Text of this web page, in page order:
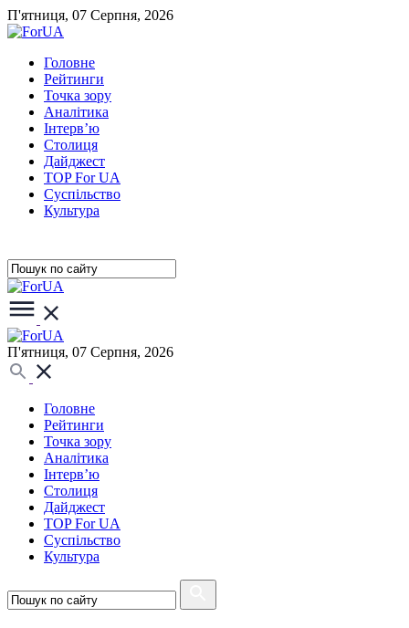
П'ятниця, 07 Серпня, 2026
Головне
Рейтинги
Точка зору
Аналітика
Інтерв’ю
Столиця
Дайджест
TOP For UA
Суспiльство
Культура
П'ятниця, 07 Серпня, 2026
Головне
Рейтинги
Точка зору
Аналітика
Інтерв’ю
Столиця
Дайджест
TOP For UA
Суспiльство
Культура